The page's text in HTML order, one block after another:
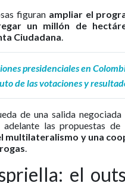
figuranampliar el
un millón de
Ciudadana.
presidenciales en
de las votaciones y
de una salida
las propuestas de
multilateralismo y una
.
el